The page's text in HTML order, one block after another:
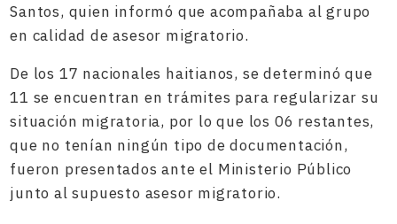
Santos, quien informó que acompañaba al grupo
en calidad de asesor migratorio.
De los 17 nacionales haitianos, se determinó que
11 se encuentran en trámites para regularizar su
situación migratoria, por lo que los 06 restantes,
que no tenían ningún tipo de documentación,
fueron presentados ante el Ministerio Público
junto al supuesto asesor migratorio.